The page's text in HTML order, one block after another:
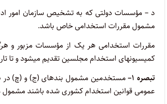
‌د – مؤسسات دولتی که به تشخیص سازمان امور
‌مشمول مقررات استخدامی خاص باشد.
مقررات استخدامی هر یک از مؤسسات مزبور و
کمیسیونهای استخدام مجلسین تقدیم میشود و تا تاریخ
تبصره ۱–مستخدمین مشمول بندهای (ج) و (چ) در هر
عمومی قوانین استخدام کشوری شده باشند مشمول